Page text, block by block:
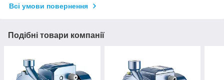
Всі умови повернення
Подібні товари компанії